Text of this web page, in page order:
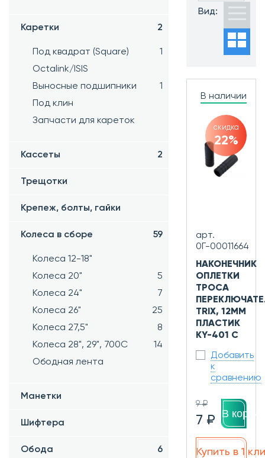
Каретки 2
Под квадрат (Square)
1
Octalink/ISIS
Выносные подшипники
1
Под клин
Запчасти для кареток
Кассеты 2
Трещотки
Крепеж, болты, гайки
Колеса в сборе 59
Колеса 12-18"
Колеса 20"
5
Колеса 24"
7
Колеса 26"
25
Колеса 27,5"
8
Колеса 28", 29", 700С
14
Ободная лента
Манетки
Шифтера
Обода 6
Часто ищут:
Новинки
продаж
Распродажа
Вид:
В наличии
скидка
22%
арт.
0Г-00011664
НАКОНЕЧНИК
ОПЛЕТКИ
ТРОСА
TRIX, 12ММ
ПЛАСТИК
KY-401 C
Добавить
к
сравнению
9 ₽
7 ₽ В
Купить в 1